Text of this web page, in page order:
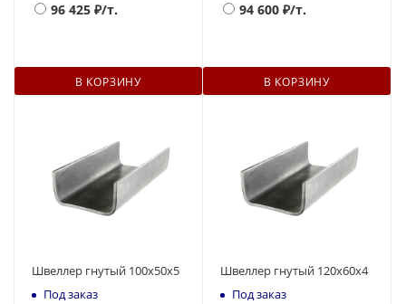
96 425 ₽/т.
В КОРЗИНУ
94 600 ₽/т.
В КОРЗИНУ
Швеллер гнутый 100х50х5
Под заказ
Швеллер гнутый 120х60х4
Под заказ